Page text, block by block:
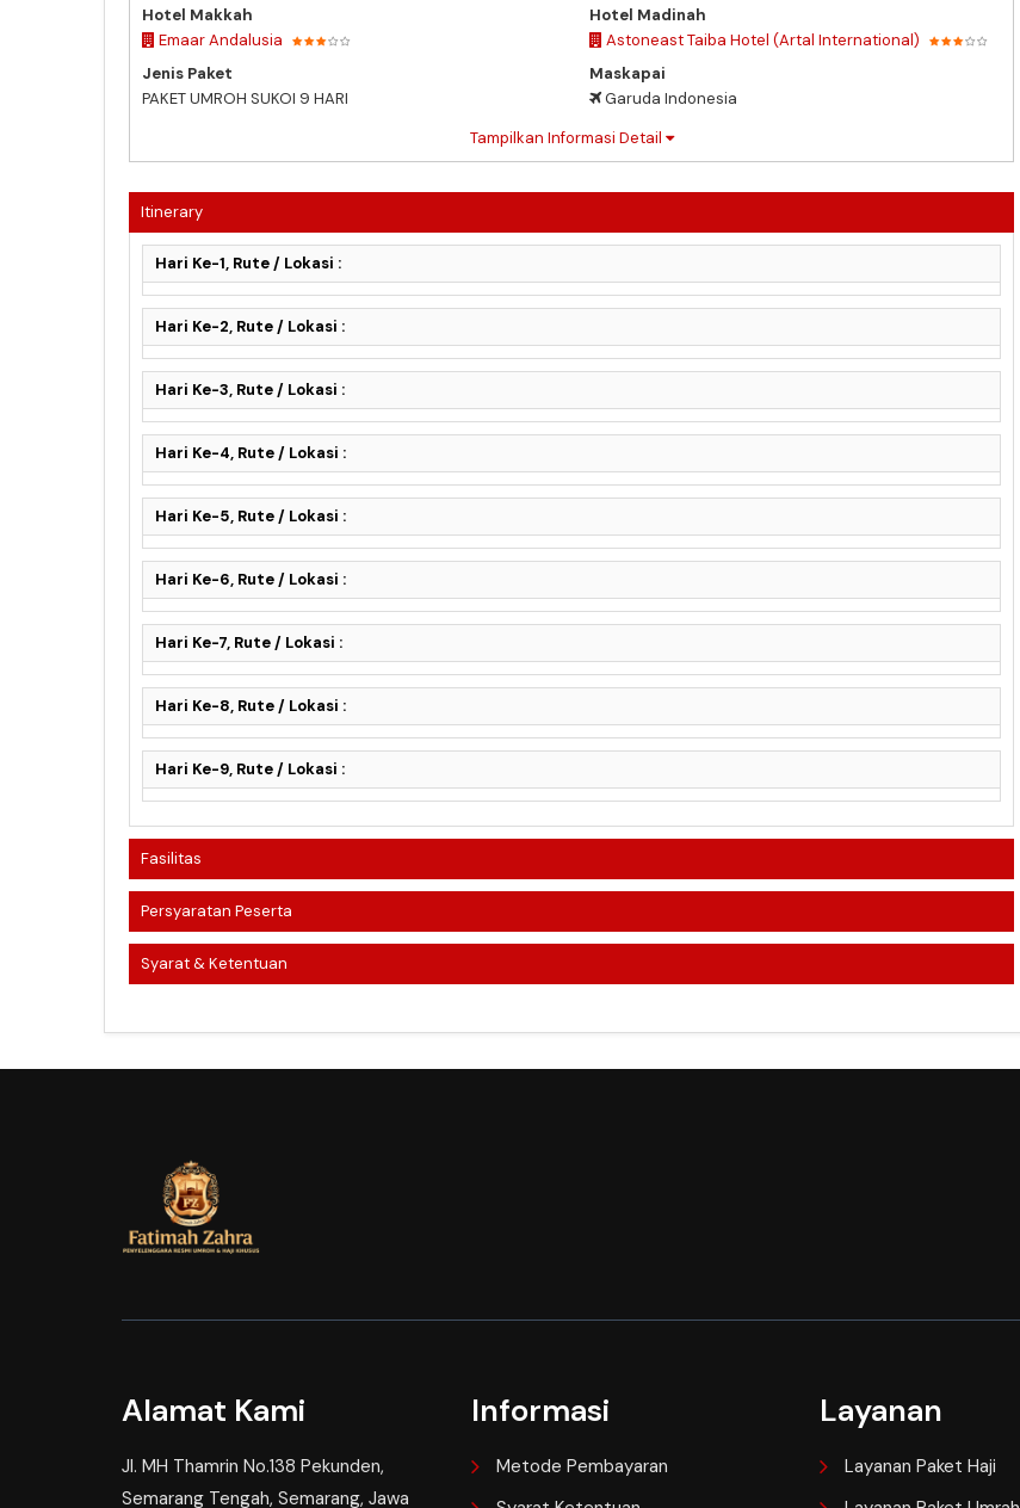
Hotel Makkah
Emaar Andalusia
Hotel Madinah
Astoneast Taiba Hotel (Artal International)
Jenis Paket
PAKET UMROH SUKOI 9 HARI
Maskapai
Garuda Indonesia
Tampilkan Informasi Detail
Itinerary
Hari Ke-1, Rute / Lokasi :
Hari Ke-2, Rute / Lokasi :
Hari Ke-3, Rute / Lokasi :
Hari Ke-4, Rute / Lokasi :
Hari Ke-5, Rute / Lokasi :
Hari Ke-6, Rute / Lokasi :
Hari Ke-7, Rute / Lokasi :
Hari Ke-8, Rute / Lokasi :
Hari Ke-9, Rute / Lokasi :
Fasilitas
Persyaratan Peserta
Syarat & Ketentuan
Alamat Kami
Jl. MH Thamrin No.138 Pekunden,
Semarang Tengah, Semarang, Jawa
Informasi
Metode Pembayaran
Layanan
Layanan Paket Haji